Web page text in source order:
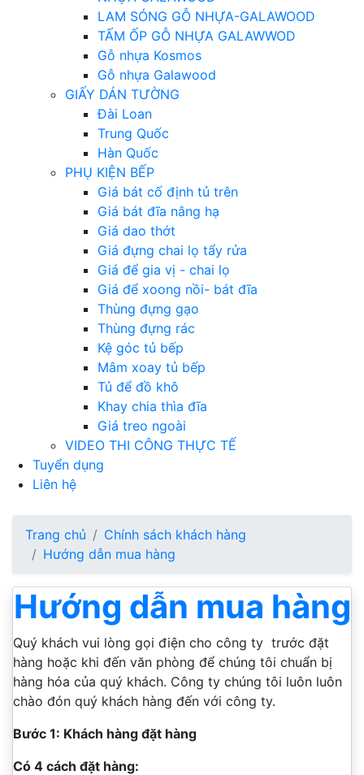
LAM SÓNG GỖ NHỰA-GALAWOOD
TẤM ỐP GỖ NHỰA GALAWWOD
Gỗ nhựa Kosmos
Gỗ nhựa Galawood
GIẤY DÁN TƯỜNG
Đài Loan
Trung Quốc
Hàn Quốc
PHỤ KIỆN BẾP
Giá bát cố định tủ trên
Giá bát đĩa nâng hạ
Giá dao thớt
Giá đựng chai lọ tẩy rửa
Giá để gia vị - chai lọ
Giá để xoong nồi- bát đĩa
Thùng đựng gạo
Thùng đựng rác
Kệ góc tủ bếp
Mâm xoay tủ bếp
Tủ để đồ khô
Khay chia thìa đĩa
Giá treo ngoài
VIDEO THI CÔNG THỰC TẾ
Tuyển dụng
Liên hệ
Trang chủ
Chính sách khách hàng
Hướng dẫn mua hàng
Hướng dẫn mua hàng
Quý khách vui lòng gọi điện cho công ty trước đặt
hàng hoặc khi đến văn phòng để chúng tôi chuẩn bị
hàng hóa của quý khách. Công ty chúng tôi luôn luôn
chào đón quý khách hàng đến với công ty.
Bước 1: Khách hàng đặt hàng
Có 4 cách đặt hàng: